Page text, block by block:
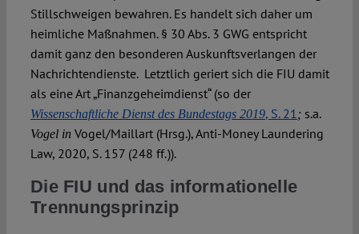
Stillschweigen bewahren. Es handelt sich daher um
heimliche Maßnahmen. § 30 Abs. 3 GWG entspricht
damit ganz den besonderen Auskunftsverlangen der
Nachrichtendienste. Letztlich geriert sich die FIU damit
als eine Art „Finanzgeheimdienst“ (so der
Wissenschaftliche Dienst des Bundestags 2019, S. 21 ; s.a.
Vogel in Vogel/Maillart (Hrsg.), Anti-Money Laundering
Law, 2020, S. 157 (248 ff.)).
Die FIU und das informationelle
Trennungsprinzip